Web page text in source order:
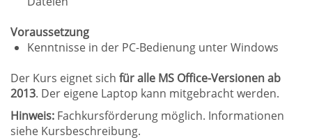
Voraussetzung
Kenntnisse in der PC-Bedienung unter Windows
Der Kurs eignet sich für alle MS Office-Versionen ab
2013. Der eigene Laptop kann mitgebracht werden.
Hinweis: Fachkursförderung möglich. Informationen
siehe Kursbeschreibung.